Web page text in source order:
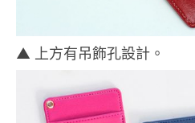
▲ 上方有吊飾孔設計。